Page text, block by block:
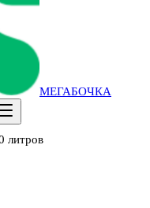
МЕГАБОЧКА
литров